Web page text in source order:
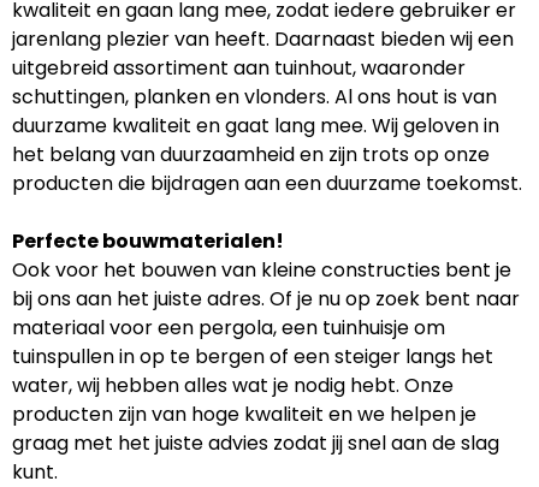
kwaliteit en gaan lang mee, zodat iedere gebruiker er
jarenlang plezier van heeft. Daarnaast bieden wij een
uitgebreid assortiment aan tuinhout, waaronder
schuttingen, planken en vlonders. Al ons hout is van
duurzame kwaliteit en gaat lang mee. Wij geloven in
het belang van duurzaamheid en zijn trots op onze
producten die bijdragen aan een duurzame toekomst.
Perfecte bouwmaterialen!
Ook voor het bouwen van kleine constructies bent je
bij ons aan het juiste adres. Of je nu op zoek bent naar
materiaal voor een pergola, een tuinhuisje om
tuinspullen in op te bergen of een steiger langs het
water, wij hebben alles wat je nodig hebt. Onze
producten zijn van hoge kwaliteit en we helpen je
graag met het juiste advies zodat jij snel aan de slag
kunt.